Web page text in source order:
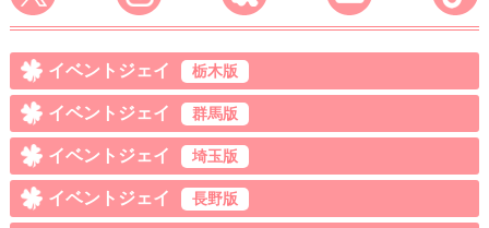
イベントジェイ 栃木版
イベントジェイ 群馬版
イベントジェイ 埼玉版
イベントジェイ 長野版